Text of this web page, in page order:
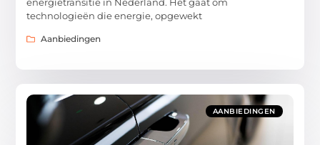
technologieën die energie, opgewekt
Aanbiedingen
AANBIEDINGEN